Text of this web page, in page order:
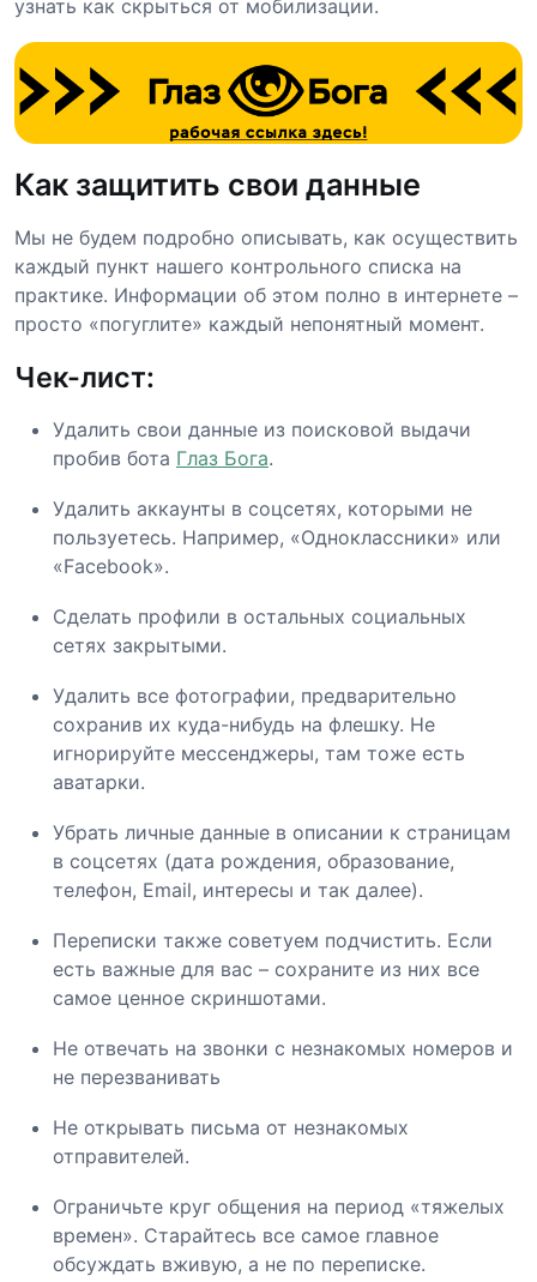
узнать как скрыться от мобилизации.
Как защитить свои данные
Мы не будем подробно описывать, как осуществить
каждый пункт нашего контрольного списка на
практике. Информации об этом полно в интернете –
просто «погуглите» каждый непонятный момент.
Чек-лист:
Удалить свои данные из поисковой выдачи
пробив бота Глаз Бога.
Удалить аккаунты в соцсетях, которыми не
пользуетесь. Например, «Одноклассники» или
«Facebook».
Сделать профили в остальных социальных
сетях закрытыми.
Удалить все фотографии, предварительно
сохранив их куда-нибудь на флешку. Не
игнорируйте мессенджеры, там тоже есть
аватарки.
Убрать личные данные в описании к страницам
в соцсетях (дата рождения, образование,
телефон, Email, интересы и так далее).
Переписки также советуем подчистить. Если
есть важные для вас – сохраните из них все
самое ценное скриншотами.
Не отвечать на звонки с незнакомых номеров и
не перезванивать
Не открывать письма от незнакомых
отправителей.
Ограничьте круг общения на период «тяжелых
времен». Старайтесь все самое главное
обсуждать вживую, а не по переписке.